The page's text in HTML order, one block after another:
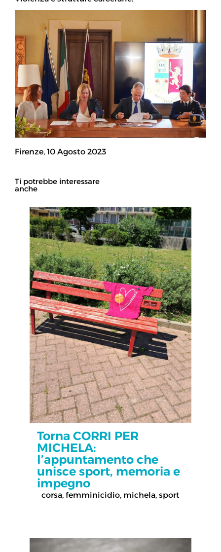
Firenze, 10 Agosto 2023
Ti potrebbe interessare
anche
Torna CORRI PER
MICHELA:
l’appuntamento che
unisce sport, memoria e
impegno
corsa, femminicidio, michela, sport